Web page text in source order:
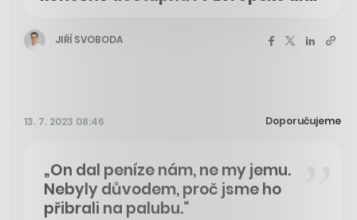
JIŘÍ SVOBODA
13. 7. 2023 08:46 Doporučujeme
„On dal peníze nám, ne my jemu.
Nebyly důvodem, proč jsme ho
přibrali na palubu.“